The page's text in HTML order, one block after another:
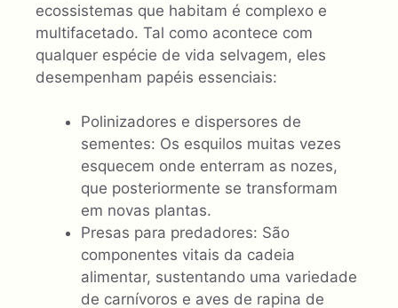
ecossistemas que habitam é complexo e
multifacetado. Tal como acontece com
qualquer espécie de vida selvagem, eles
desempenham papéis essenciais:
Polinizadores e dispersores de
sementes: Os esquilos muitas vezes
esquecem onde enterram as nozes,
que posteriormente se transformam
em novas plantas.
Presas para predadores: São
componentes vitais da cadeia
alimentar, sustentando uma variedade
de carnívoros e aves de rapina de